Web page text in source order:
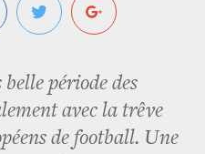
période des
avec la trêve
de football. Une